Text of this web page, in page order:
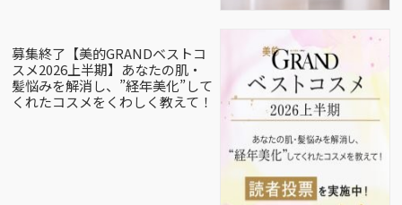
募集終了【美的GRANDベストコ
スメ2026上半期】あなたの肌・
髪悩みを解消し、”経年美化”して
くれたコスメをくわしく教えて！